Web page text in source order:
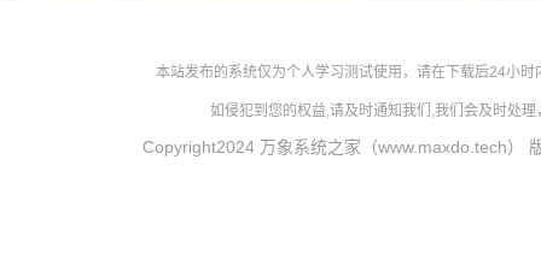
本站发布的系统仅为个人学习测试使用，请在下载后24小
如侵犯到您的权益,请及时通知我们,我们会及时处
Copyright2024 万象系统之家（www.maxdo.tech）